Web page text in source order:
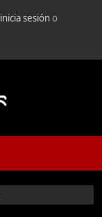
inicia sesióno